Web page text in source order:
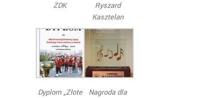
ŻDK
Ryszard
Kasztelan
Dyplom „Złote
Nagroda dla